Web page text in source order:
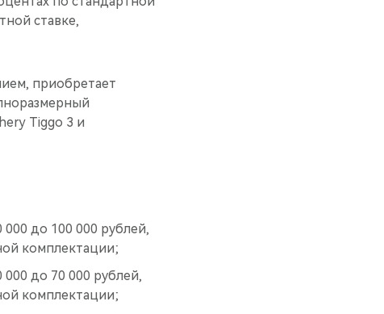
ставке,
приобретает
Tiggo 3 и
000 до 100 000 рублей,
комплектации;
000 до 70 000 рублей,
комплектации;